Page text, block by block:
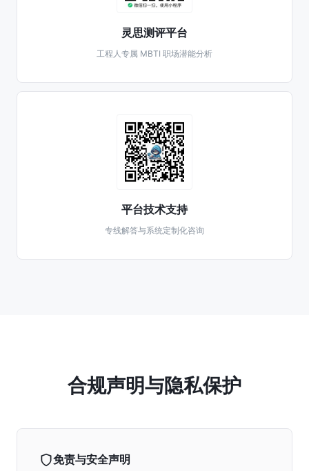
灵思测评平台
工程人专属 MBTI 职场潜能分析
平台技术支持
专线解答与系统定制化咨询
合规声明与隐私保护
免责与安全声明